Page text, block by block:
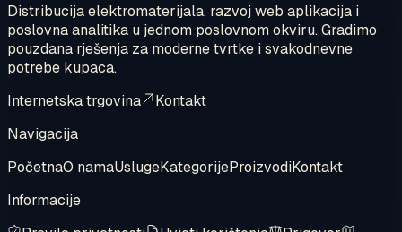
Distribucija elektromaterijala, razvoj web aplikacija i
poslovna analitika u jednom poslovnom okviru. Gradimo
pouzdana rješenja za moderne tvrtke i svakodnevne
potrebe kupaca.
Internetska trgovina
Kontakt
Navigacija
PočetnaO namaUslugeKategorijeProizvodiKontakt
Informacije